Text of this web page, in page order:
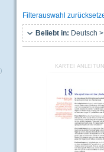
Filterauswahl
Beliebt in: Deutsch
KARTEI